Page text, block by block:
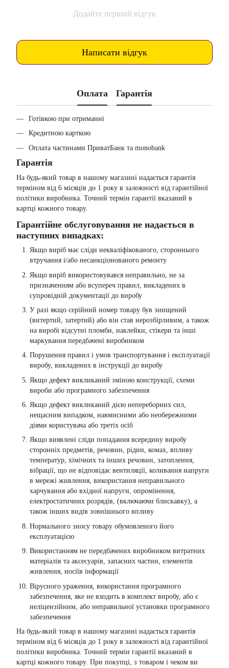
Додайте перший відгук
Написати відгук
Оплата Гарантія
Готівкою при отриманні
Кредитною карткою
Оплата частинами ПриватБанк та monobank
Гарантія
На будь-який товар в нашому магазині надається гарантія
терміном від 6 місяців до 1 року в залежності від гарантійної
політики виробника. Точний термін гарантії вказаний в
картці кожного товару.
Гарантійне обслуговування не надається в
наступних випадках:
Якщо виріб має сліди некваліфікованого, стороннього
втручання і/або несанкціонованого ремонту
Якщо виріб використовувався неправильно, не за
призначенням або всупереч правил, викладених в
супровідній документації до виробу
У разі якщо серійний номер товару був знищений
(витертий, затертий) або він став нерозбірливим, а також
на виробі відсутні пломби, наклейки, стікери та інші
маркування передбачені виробником
Порушення правил і умов транспортування і експлуатації
виробу, викладених в інструкції до виробу
Якщо дефект викликаний зміною конструкції, схеми
вироби або програмного забезпечення
Якщо дефект викликаний дією непереборних сил,
нещасним випадком, навмисними або необережними
діями користувача або третіх осіб
Якщо виявлені сліди попадання всередину виробу
сторонніх предметів, речовин, рідин, комах, впливу
температур, хімічних та інших речовин, затоплення,
вібрації, що не відповідає вентиляції, коливання напруги
в мережі живлення, використання неправильного
харчування або вхідної напруги, опромінення,
електростатичних розрядів, (включаючи блискавку), а
також інших видів зовнішнього впливу
Нормального зносу товару обумовленого його
експлуатацією
Використанням не передбачених виробником витратних
матеріалів та аксесуарів, запасних частин, елементів
живлення, носіїв інформації
Вірусного ураження, використання програмного
забезпечення, яке не входить в комплект виробу, або є
неліцензійним, або неправильної установки програмного
забезпечення
На будь-який товар в нашому магазині надається гарантія
терміном від 6 місяців до 1 року в залежності від гарантійної
політики виробника. Точний термін гарантії вказаний в
картці кожного товару. При покупці, з товаром і чеком ви